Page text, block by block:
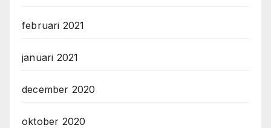
februari 2021
januari 2021
december 2020
oktober 2020